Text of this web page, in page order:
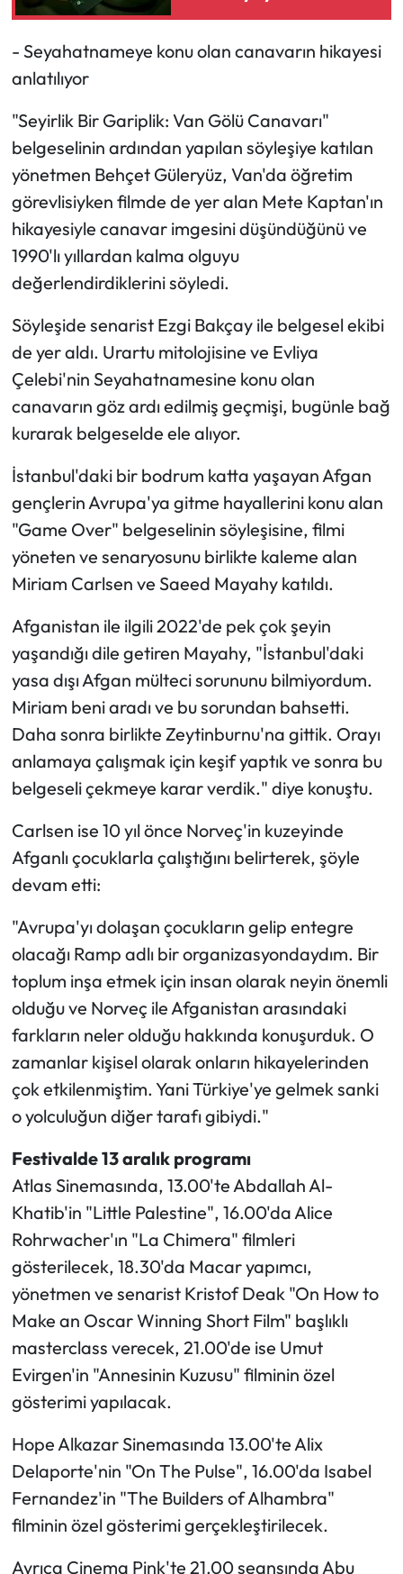
mı? 25-29 Mayıs
- Seyahatnameye konu olan canavarın hikayesi
anlatılıyor
"Seyirlik Bir Gariplik: Van Gölü Canavarı"
belgeselinin ardından yapılan söyleşiye katılan
yönetmen Behçet Güleryüz, Van'da öğretim
görevlisiyken filmde de yer alan Mete Kaptan'ın
hikayesiyle canavar imgesini düşündüğünü ve
1990'lı yıllardan kalma olguyu
değerlendirdiklerini söyledi.
Söyleşide senarist Ezgi Bakçay ile belgesel ekibi
de yer aldı. Urartu mitolojisine ve Evliya
Çelebi'nin Seyahatnamesine konu olan
canavarın göz ardı edilmiş geçmişi, bugünle bağ
kurarak belgeselde ele alıyor.
İstanbul'daki bir bodrum katta yaşayan Afgan
gençlerin Avrupa'ya gitme hayallerini konu alan
"Game Over" belgeselinin söyleşisine, filmi
yöneten ve senaryosunu birlikte kaleme alan
Miriam Carlsen ve Saeed Mayahy katıldı.
Afganistan ile ilgili 2022'de pek çok şeyin
yaşandığı dile getiren Mayahy, "İstanbul'daki
yasa dışı Afgan mülteci sorununu bilmiyordum.
Miriam beni aradı ve bu sorundan bahsetti.
Daha sonra birlikte Zeytinburnu'na gittik. Orayı
anlamaya çalışmak için keşif yaptık ve sonra bu
belgeseli çekmeye karar verdik." diye konuştu.
Carlsen ise 10 yıl önce Norveç'in kuzeyinde
Afganlı çocuklarla çalıştığını belirterek, şöyle
devam etti:
"Avrupa'yı dolaşan çocukların gelip entegre
olacağı Ramp adlı bir organizasyondaydım. Bir
toplum inşa etmek için insan olarak neyin önemli
olduğu ve Norveç ile Afganistan arasındaki
farkların neler olduğu hakkında konuşurduk. O
zamanlar kişisel olarak onların hikayelerinden
çok etkilenmiştim. Yani Türkiye'ye gelmek sanki
o yolculuğun diğer tarafı gibiydi."
Festivalde 13 aralık programı
Atlas Sinemasında, 13.00'te Abdallah Al-
Khatib'in "Little Palestine", 16.00'da Alice
Rohrwacher'ın "La Chimera" filmleri
gösterilecek, 18.30'da Macar yapımcı,
yönetmen ve senarist Kristof Deak "On How to
Make an Oscar Winning Short Film" başlıklı
masterclass verecek, 21.00'de ise Umut
Evirgen'in "Annesinin Kuzusu" filminin özel
gösterimi yapılacak.
Hope Alkazar Sinemasında 13.00'te Alix
Delaporte'nin "On The Pulse", 16.00'da Isabel
Fernandez'in "The Builders of Alhambra"
filminin özel gösterimi gerçekleştirilecek.
Ayrıca Cinema Pink'te 21.00 seansında Abu